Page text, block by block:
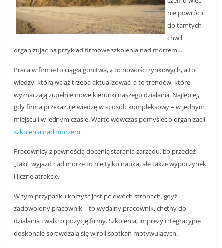
nie powrócić
do tamtych
chwil
organizując na przykład firmowe szkolenia nad morzem…
Praca w firmie to ciągła gonitwa, a to nowości rynkowych, a to
wiedzy, którą wciąż trzeba aktualizować, a to trendów, które
wyznaczają zupełnie nowe kierunki naszego działania. Najlepiej,
gdy firma przekazuje wiedzę w sposób kompleksowy – w jednym
miejscu i w jednym czasie. Warto wówczas pomyśleć o organizacji
szkolenia nad morzem.
Pracownicy z pewnością docenią starania zarządu, bo przecież
„taki” wyjazd nad morze to nie tylko nauka, ale także wypoczynek
i liczne atrakcje.
W tym przypadku korzyść jest po dwóch stronach, gdyż
zadowolony pracownik – to wydajny pracownik, chętny do
działania i walki o pozycję firmy. Szkolenia, imprezy integracyjne
doskonale sprawdzają się w roli spotkań motywujących.